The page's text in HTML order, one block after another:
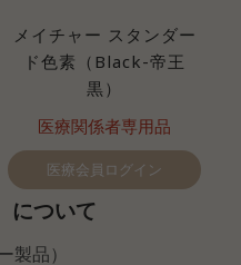
メイチャー スタンダー
ド色素（Black-帝王
黒）
医療関係者専用品
医療会員ログイン
について
製品）